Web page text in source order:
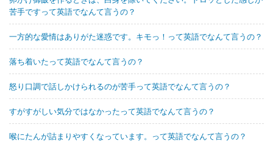
苦手ですって英語でなんて言うの？
一方的な愛情はありがた迷惑です。キモっ！って英語でなんて言うの？
落ち着いたって英語でなんて言うの？
怒り口調で話しかけられるのが苦手って英語でなんて言うの？
すがすがしい気分ではなかったって英語でなんて言うの？
喉にたんが詰まりやすくなっています。って英語でなんて言うの？